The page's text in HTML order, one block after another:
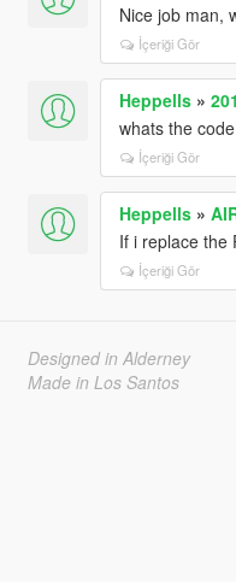
Nice job man,
İçeriği Gör
Heppells»
whats the
İçeriği Gör
Heppells»
If i replace the
İçeriği Gör
Designed in Alderney
Made in Los Santos